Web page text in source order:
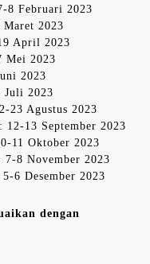
8 Februari 2023
2023
April 2023
Mei 2023
2023
Juli 2023
23 Agustus 2023
12-13 September 2023
11 Oktober 2023
8 November 2023
6 Desember 2023
dengan